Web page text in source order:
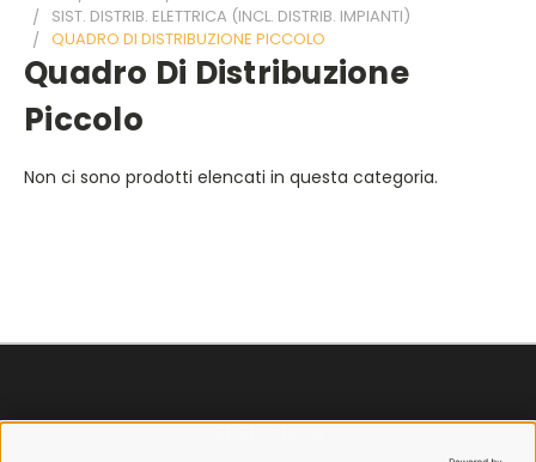
SIST. DISTRIB. ELETTRICA (INCL. DISTRIB. IMPIANTI)
QUADRO DI DISTRIBUZIONE PICCOLO
Quadro Di Distribuzione
Piccolo
Non ci sono prodotti elencati in questa categoria.
SPEDIZIONI